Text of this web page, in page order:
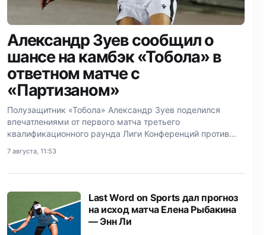
Александр Зуев сообщил о
шансе на камбэк «Тобола» в
ответном матче с
«Партизаном»
Полузащитник «Тобола» Александр Зуев поделился
впечатлениями от первого матча третьего
квалификационного раунда Лиги Конференций против
7 августа, 11:53
Last Word on Sports дал прогноз
на исход матча Елена Рыбакина
— Энн Ли